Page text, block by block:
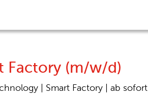
Factory (m/w/d)
| Smart Factory |
ab sofort